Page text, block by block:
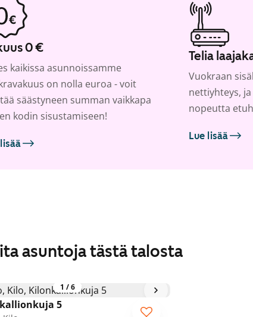
0 €
kaikissa asunnoissamme
on nolla euroa - voit
säästyneen summan vaikkapa
kodin sisustamiseen!
Telia
Vuokraan
nettiyhteys,
nopeutta
Lue lisää
asuntoja tästä talosta
1 /6
5